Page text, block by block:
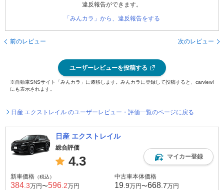
違反報告ができます。
「みんカラ」から、違反報告をする
前のレビュー 次のレビュー
ユーザーレビューを投稿する
※自動車SNSサイト「みんカラ」に遷移します。みんカラに登録して投稿すると、carview!
にも表示されます。
日産 エクストレイル のユーザーレビュー・評価一覧のページに戻る
日産 エクストレイル
総合評価
4.3 マイカー登録
新車価格 （税込）
384 .3万円〜596 .2万円
中古車本体価格
19 .9万円〜668 .7万円